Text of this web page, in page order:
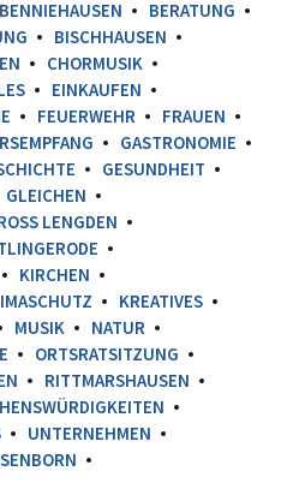
BENNIEHAUSEN
BERATUNG
BISCHHAUSEN
CHORMUSIK
EINKAUFEN
FEUERWEHR
FRAUEN
GASTRONOMIE
GESUNDHEIT
GLEICHEN
LENGDEN
KIRCHEN
KREATIVES
MUSIK
NATUR
ORTSRATSITZUNG
RITTMARSHAUSEN
UNTERNEHMEN